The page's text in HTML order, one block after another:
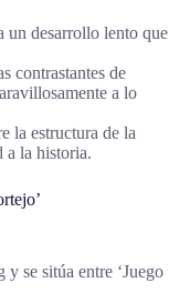
un desarrollo lento que
contrastantes de
a lo
la estructura de la
a la historia.
se sitúa entre ‘Juego